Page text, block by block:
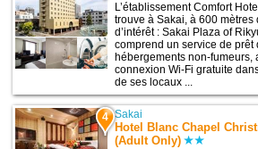
L’établissement Comfort
trouve à Sakai, à 600 mètres
d’intérêt : Sakai Plaza of
comprend un service de prêt
hébergements non-fumeurs,
connexion Wi-Fi gratuite
de ses locaux ...
4 Sakai
Hotel Blanc Chapel
(Adult Only)